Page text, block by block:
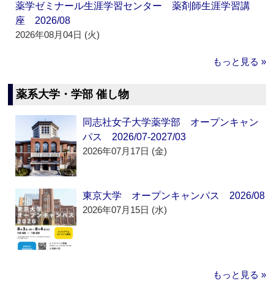
薬学ゼミナール生涯学習センター 薬剤師生涯学習講
座 2026/08
2026年08月04日 (火)
もっと見る »
薬系大学・学部 催し物
同志社女子大学薬学部 オープンキャン
パス 2026/07-2027/03
2026年07月17日 (金)
東京大学 オープンキャンパス 2026/08
2026年07月15日 (水)
もっと見る »